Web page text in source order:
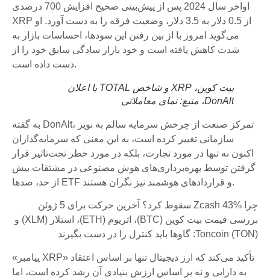
اواخر سال 2024 پس از پیش‌بینی صحیح افزایش 700 درصدی
XRP از 0.5 دلار به 3.5 دلار، وضعیت فرقه را به دست آورد. او
می‌گوید امروز با از بین رفتن این سودها، احساسات بازار به
شدت کاهش یافته است و خود بازار سادگی سابق خود را از
دست داده است.
بیت کوین، XRP و شاخص TOTAL با اعلان
DonAlt، منبع:
نمای معاملاتی
به گفته DonAlt، تمرکز صنعت از چرخش سرمایه سالم به نویز
سازمانی تغییر کرده است، به این معنی که سرمایه‌گذاران
اکنون نه تنها در مورد تجارت، بلکه در مورد خطر تحت‌تاثیر قرار
گرفتن توسط بهره‌برداری‌های هوش مصنوعی در مشتقات بیش
از حد، صدها ETF و قراردادهای هوشمند نیز نگران هستند.
چرا Zcash 43% سقوط کرد؟ آخرین حرکت برای 5 ژوئن
بررسی قیمت بیت کوین (BTC)، اتریوم (ETH)، استلار (XLM) و
Toncoin (TON): گاوها باید کنترل را در دست بگیرند
«پیامبر XRP» تأکید می‌کند که ارز دیجیتال تنها بر اساس اعتقاد
به دارایی و نه بر اساس ارزش بنیادی آن رشد کرده است، اما